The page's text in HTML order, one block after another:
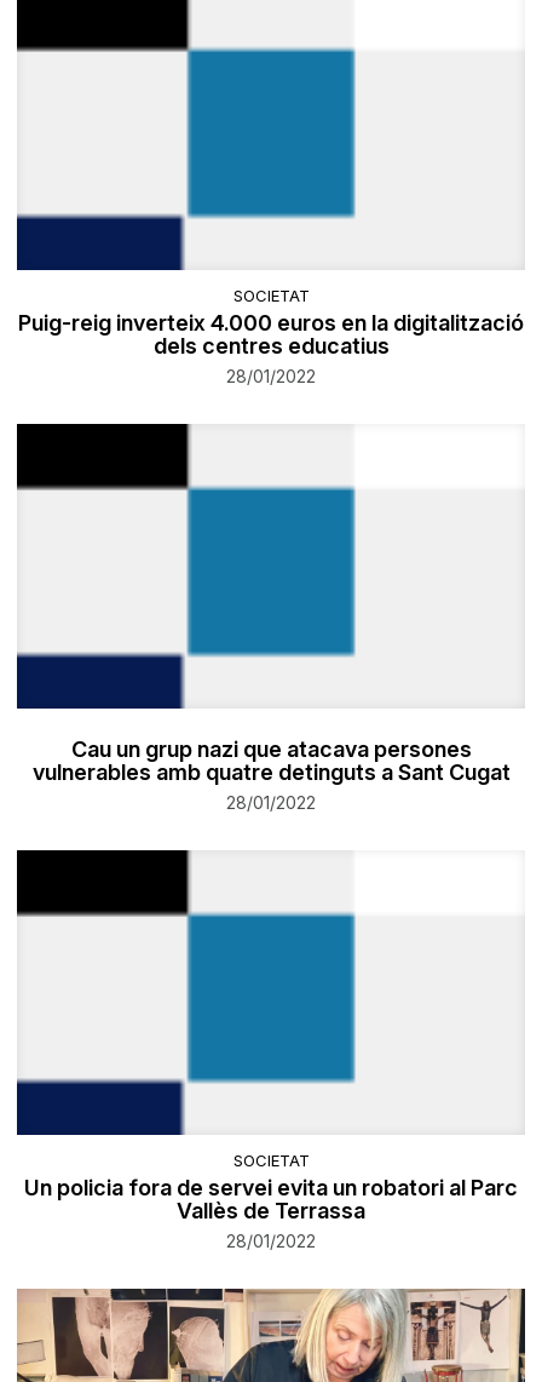
SOCIETAT
Puig-reig inverteix 4.000 euros en la digitalització
dels centres educatius
28/01/2022
Cau un grup nazi que atacava persones
vulnerables amb quatre detinguts a Sant Cugat
28/01/2022
SOCIETAT
Un policia fora de servei evita un robatori al Parc
Vallès de Terrassa
28/01/2022